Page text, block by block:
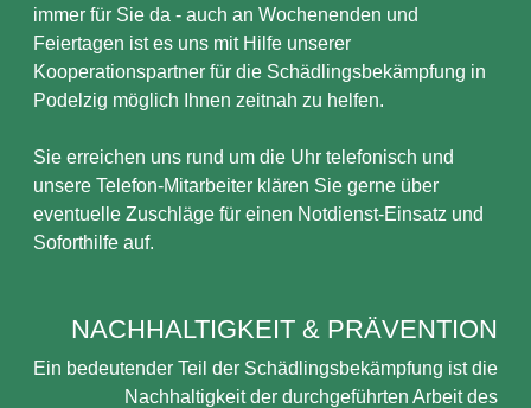
immer für Sie da - auch an Wochenenden und
Feiertagen ist es uns mit Hilfe unserer
Kooperationspartner für die Schädlingsbekämpfung in
Podelzig möglich Ihnen zeitnah zu helfen.
Sie erreichen uns rund um die Uhr telefonisch und
unsere Telefon-Mitarbeiter klären Sie gerne über
eventuelle Zuschläge für einen Notdienst-Einsatz und
Soforthilfe auf.
NACHHALTIGKEIT & PRÄVENTION
Ein bedeutender Teil der Schädlingsbekämpfung ist die
Nachhaltigkeit der durchgeführten Arbeit des